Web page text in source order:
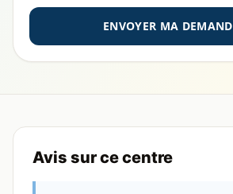
ENVOYER MA
Avis sur ce centre